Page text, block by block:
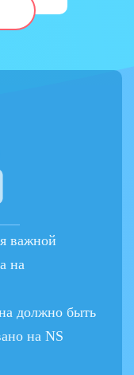
важной
на
должно быть
на NS